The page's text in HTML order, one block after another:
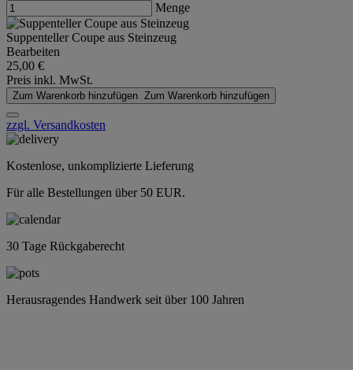
Menge
Suppenteller Coupe aus Steinzeug
Bearbeiten
25,00 €
Preis inkl. MwSt.
Zum Warenkorb hinzufügen Zum Warenkorb hinzufügen
zzgl. Versandkosten
Kostenlose, unkomplizierte Lieferung
Für alle Bestellungen über 50 EUR.
30 Tage Rückgaberecht
Herausragendes Handwerk seit über 100 Jahren